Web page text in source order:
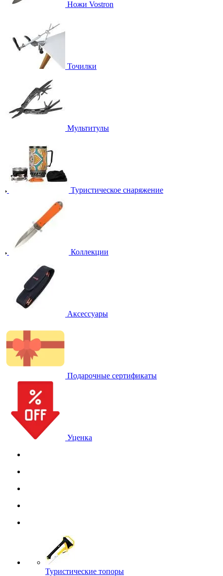
Ножи Vostron
Точилки
Мультитулы
Туристическое снаряжение
Коллекции
Аксессуары
Подарочные сертификаты
Уценка
Туристические топоры